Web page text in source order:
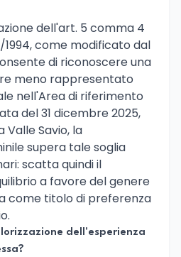
dell'art. 5 comma 4
come modificato dal
di riconoscere una
meno rappresentato
nell'Area di riferimento
del 31 dicembre 2025,
Valle Savio, la
supera tale soglia
scatta quindi il
a favore del genere
come titolo di preferenza
dell'esperienza